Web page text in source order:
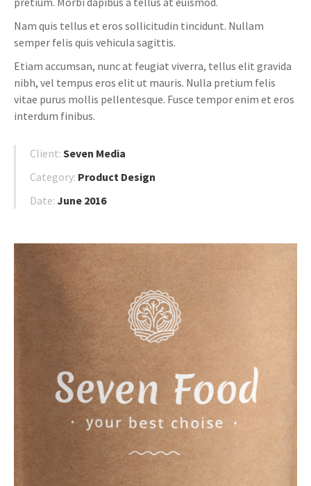
Nam quis tellus et eros sollicitudin tincidunt. Nullam
semper felis quis vehicula sagittis.
Etiam accumsan, nunc at feugiat viverra, tellus elit gravida
nibh, vel tempus eros elit ut mauris. Nulla pretium felis
vitae purus mollis pellentesque. Fusce tempor enim et eros
interdum finibus.
Client: Seven Media
Category: Product Design
Date: June 2016